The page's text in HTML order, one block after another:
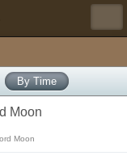
By Time
Moon
Moon